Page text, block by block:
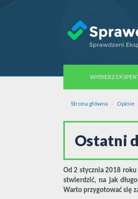
WYBIERZ
Strona główna Opinie
Ostatni
Od 2 stycznia 2018
stwierdzić, na jak
Warto przygotować się